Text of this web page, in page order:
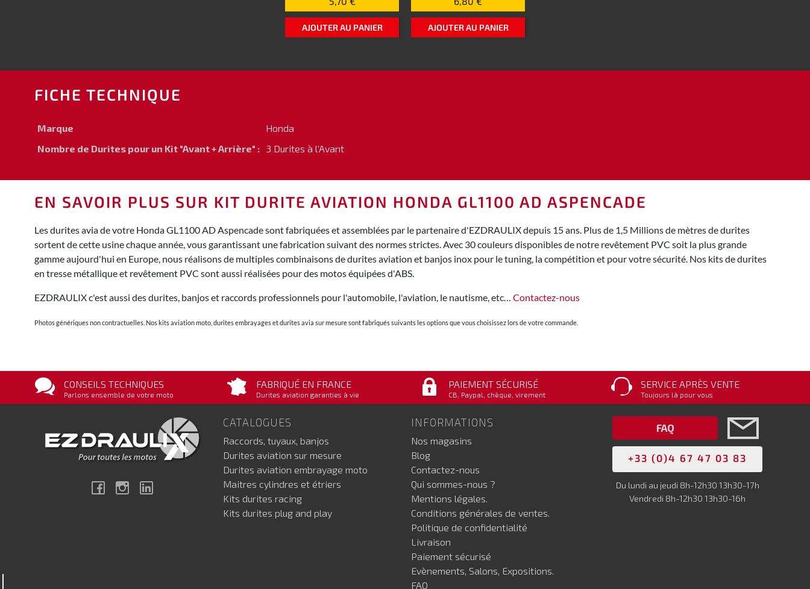
AJOUTER AU PANIER AJOUTER AU PANIER
FICHE TECHNIQUE
Marque
Honda
Nombre de Durites pour un Kit "Avant + Arrière" : 3 Durites à l'Avant
EN SAVOIR PLUS SUR KIT DURITE AVIATION HONDA GL1100 AD ASPENCADE
Les durites avia de votre Honda GL1100 AD Aspencade sont fabriquées et assemblées par le partenaire d'EZDRAULIX depuis 15 ans. Plus de 1,5 Millions de mètres de durites
sortent de cette usine chaque année, vous garantissant une fabrication suivant des normes strictes. Avec 30 couleurs disponibles de notre revêtement PVC soit la plus grande
gamme aujourd'hui en Europe, nous réalisons de multiples combinaisons de durites aviation et banjos inox pour le tuning, la compétition et pour votre sécurité. Nos kits de durites
en tresse métallique et revêtement PVC sont aussi réalisées pour des motos équipées d'ABS.
EZDRAULIX c'est aussi des durites, banjos et raccords professionnels pour l'automobile, l'aviation, le nautisme, etc… Contactez-nous
Photos génériques non contractuelles. Nos kits aviation moto, durites embrayages et durites avia sur mesure sont fabriqués suivants les options que vous choisissez lors de votre commande.
CONSEILS TECHNIQUES
Parlons ensemble de votre moto
FABRIQUÉ EN FRANCE
Durites aviation garanties à vie
PAIEMENT SÉCURISÉ
CB, Paypal, chèque, virement
SERVICE APRÈS VENTE
Toujours là pour vous
FacebookInstagram
CATALOGUES
Raccords, tuyaux, banjos
Durites aviation sur mesure
Durites aviation embrayage moto
Maitres cylindres et étriers
Kits durites racing
Kits durites plug and play
INFORMATIONS
Nos magasins
Blog
Contactez-nous
Qui sommes-nous ?
Mentions légales.
Conditions générales de ventes.
Politique de confidentialité
Livraison
Paiement sécurisé
Evènements, Salons, Expositions.
FAQ
FAQ
+33 (0)4 67 47 03 83
Du lundi au jeudi 8h-12h30 13h30-17h
Vendredi 8h-12h30 13h30-16h